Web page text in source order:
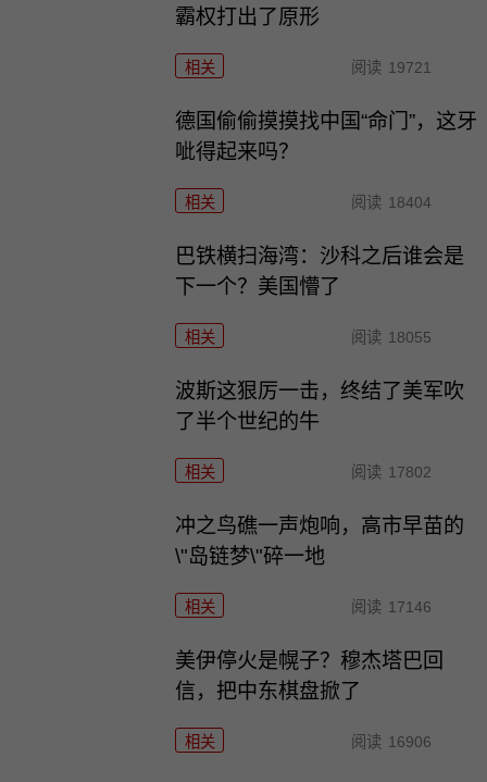
霸权打出了原形
相关 阅读 19721
德国偷偷摸摸找中国“命门”，这牙
呲得起来吗？
相关 阅读 18404
巴铁横扫海湾：沙科之后谁会是
下一个？美国懵了
相关 阅读 18055
波斯这狠厉一击，终结了美军吹
了半个世纪的牛
相关 阅读 17802
冲之鸟礁一声炮响，高市早苗的
\"岛链梦\"碎一地
相关 阅读 17146
美伊停火是幌子？穆杰塔巴回
信，把中东棋盘掀了
相关 阅读 16906